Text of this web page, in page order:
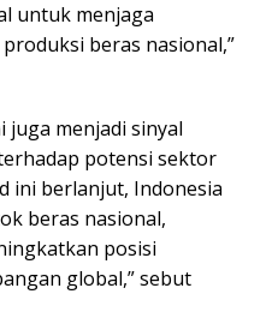
untuk menjaga
beras nasional,”
juga menjadi sinyal
potensi sektor
ini berlanjut, Indonesia
beras nasional,
posisi
global,” sebut